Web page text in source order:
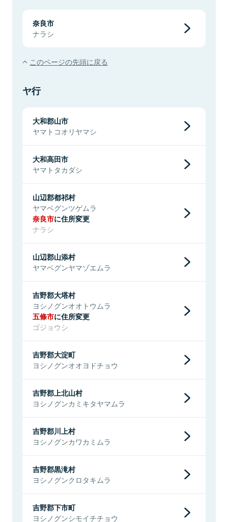
奈良市
ナラシ
このページの先頭に戻る
ヤ行
大和郡山市
ヤマトコオリヤマシ
大和高田市
ヤマトタカダシ
山辺郡都祁村
ヤマベグンツゲムラ
奈良市に住所変更
ナラシ
山辺郡山添村
ヤマベグンヤマゾエムラ
吉野郡大塔村
ヨシノグンオオトウムラ
五條市に住所変更
ゴジョウシ
吉野郡大淀町
ヨシノグンオオヨドチョウ
吉野郡上北山村
ヨシノグンカミキタヤマムラ
吉野郡川上村
ヨシノグンカワカミムラ
吉野郡黒滝村
ヨシノグンクロタキムラ
吉野郡下市町
ヨシノグンシモイチチョウ